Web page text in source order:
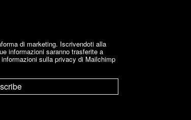
di marketing. Iscrivendoti alla
informazioni saranno trasferite a
sulla privacy di Mailchimp